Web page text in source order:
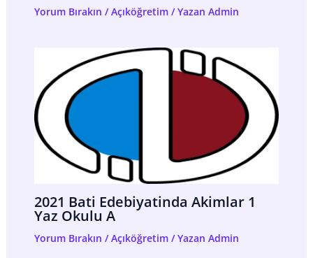
Yorum Bırakın /Açıköğretim/ Yazan Admin
2021 Bati Edebiyatinda Akimlar 1
Yaz Okulu A
Yorum Bırakın /Açıköğretim/ Yazan Admin